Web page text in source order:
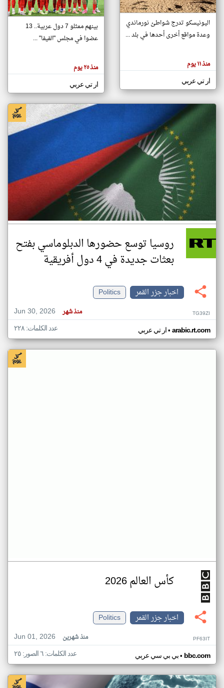
تغيير الدولة
اخبار جزر القمر على مدار الساعة
أهم اخبار جزر القمر العاجلة والمباشرة
هنا عن
وجهة
كاتبيها.
اليونيسكو تدرج شواطئ نورماندي
وعدة مواقع أخرى أحدها في بلد ...
منذ ١١ يوم
ار تي عربي
بينهم ممثلو 7 دول عربية.. 13
عضوا في مجلس "الفيفا" ...
منذ ٢٥ يوم
ار تي عربي
روسيا توسع حضورها الدبلوماسي بفتح
بعثات جديدة في 4 دول أفريقية
اخبار جزر القمر
Politics
Jun 30, 2026
منذ شهر TG39ZI
ار تي عربي• arabic.rt.com عدد الكلمات: ٢٢٨
كأس العالم 2026
اخبار جزر القمر
Politics
Jun 01, 2026
منذ شهرين PF63IT
بي بي سي عربي• bbc.com عدد الكلمات: ٦ الصور: ٢٥
klyoum.com